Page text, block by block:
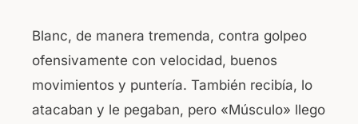
Blanc, de manera tremenda, contra golpeo
ofensivamente con velocidad, buenos
movimientos y puntería. También recibía, lo
atacaban y le pegaban, pero «Músculo» llego